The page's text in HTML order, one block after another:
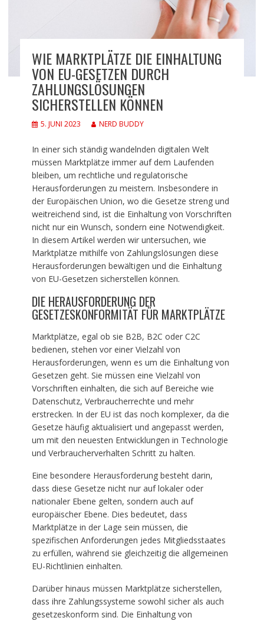
WIE MARKTPLÄTZE DIE EINHALTUNG
VON EU-GESETZEN DURCH
ZAHLUNGSLÖSUNGEN
SICHERSTELLEN KÖNNEN
5. JUNI 2023 NERD BUDDY
In einer sich ständig wandelnden digitalen Welt
müssen Marktplätze immer auf dem Laufenden
bleiben, um rechtliche und regulatorische
Herausforderungen zu meistern. Insbesondere in
der Europäischen Union, wo die Gesetze streng und
weitreichend sind, ist die Einhaltung von Vorschriften
nicht nur ein Wunsch, sondern eine Notwendigkeit.
In diesem Artikel werden wir untersuchen, wie
Marktplätze mithilfe von Zahlungslösungen diese
Herausforderungen bewältigen und die Einhaltung
von EU-Gesetzen sicherstellen können.
DIE HERAUSFORDERUNG DER
GESETZESKONFORMITÄT FÜR MARKTPLÄTZE
Marktplätze, egal ob sie B2B, B2C oder C2C
bedienen, stehen vor einer Vielzahl von
Herausforderungen, wenn es um die Einhaltung von
Gesetzen geht. Sie müssen eine Vielzahl von
Vorschriften einhalten, die sich auf Bereiche wie
Datenschutz, Verbraucherrechte und mehr
erstrecken. In der EU ist das noch komplexer, da die
Gesetze häufig aktualisiert und angepasst werden,
um mit den neuesten Entwicklungen in Technologie
und Verbraucherverhalten Schritt zu halten.
Eine besondere Herausforderung besteht darin,
dass diese Gesetze nicht nur auf lokaler oder
nationaler Ebene gelten, sondern auch auf
europäischer Ebene. Dies bedeutet, dass
Marktplätze in der Lage sein müssen, die
spezifischen Anforderungen jedes Mitgliedsstaates
zu erfüllen, während sie gleichzeitig die allgemeinen
EU-Richtlinien einhalten.
Darüber hinaus müssen Marktplätze sicherstellen,
dass ihre Zahlungssysteme sowohl sicher als auch
gesetzeskonform sind. Die Einhaltung von